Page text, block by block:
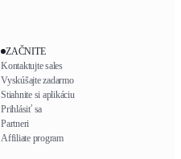
ZAČNITE
Kontaktujte sales
Vyskúšajte zadarmo
Stiahnite si aplikáciu
Prihlásiť sa
Partneri
Affiliate program